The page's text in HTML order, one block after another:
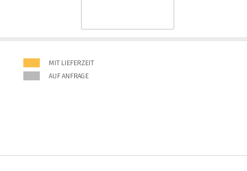
MIT LIEFERZEIT
AUF ANFRAGE